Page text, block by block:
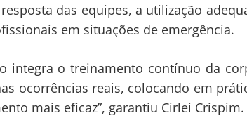
das equipes, a utilização
em situações de emergência.
integra o treinamento contínuo da
ocorrências reais, colocando em
mais eficaz”, garantiu Cirlei Crispim.